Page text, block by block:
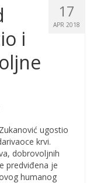
17
APR 2018
i
ugostio
krvi.
dobrovoljnih
predviđena je
humanog